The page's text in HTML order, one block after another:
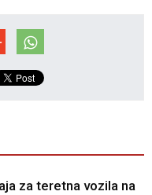
za teretna vozila na